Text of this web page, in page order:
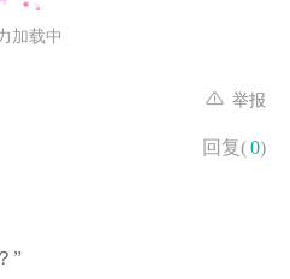
加载中
举报
回复(0)
”